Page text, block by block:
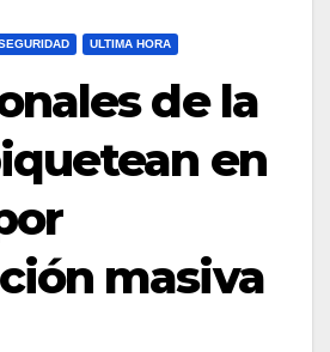
ULTIMA HORA
de la
en
masiva